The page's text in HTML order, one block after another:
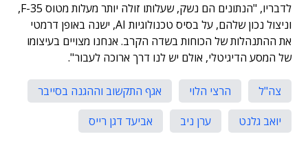
לדבריו, "הנתונים הם נשק, שעלותו זולה יותר מעלות מטוס F-35,
וניצול נכון שלהם, על בסיס טכנולוגיות AI, ישנה באופן דרמטי
את ההתנהלות של הכוחות בשדה הקרב. אנחנו מצויים בעיצומו
של המסע הדיגיטלי, אולם יש לנו דרך ארוכה לעבור".
צה"ל הרצי הלוי
אגף התקשוב וההגנה בסייבר
יואב גלנט
ערן ניב אביעד דגן רייס